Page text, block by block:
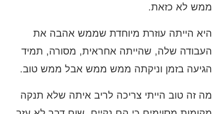
ממש לא כזאת.
היא הייתה עוזרת מיוחדת שממש אהבה את
העבודה שלה, שהייתה אחראית, מסורה, תמיד
הגיעה בזמן וניקתה ממש ממש אבל ממש טוב.
מה זה טוב הייתי צריכה לריב איתה שלא תנקה